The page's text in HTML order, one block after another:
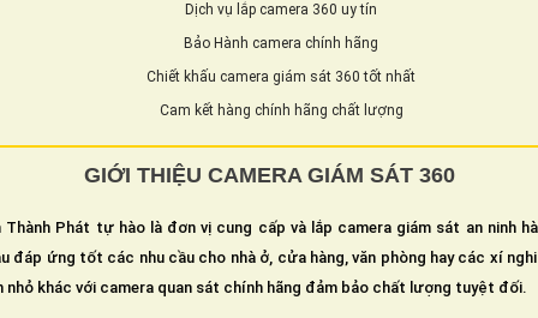
Dịch vụ lắp camera 360 uy tín
Bảo Hành camera chính hãng
Chiết khấu camera giám sát 360 tốt nhất
Cam kết hàng chính hãng chất lượng
GIỚI THIỆU CAMERA GIÁM SÁT 360
Thành Phát tự hào là đơn vị cung cấp và lắp camera giám sát an ninh
đáp ứng tốt các nhu cầu cho nhà ở, cửa hàng, văn phòng hay các xí
nhỏ khác với camera quan sát chính hãng đảm bảo chất lượng tuyệt đối.